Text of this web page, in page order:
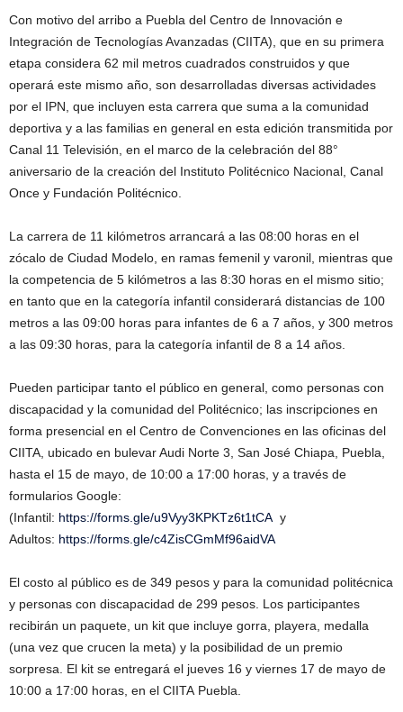
Con motivo del arribo a Puebla del Centro de Innovación e
Integración de Tecnologías Avanzadas (CIITA), que en su primera
etapa considera 62 mil metros cuadrados construidos y que
operará este mismo año, son desarrolladas diversas actividades
por el IPN, que incluyen esta carrera que suma a la comunidad
deportiva y a las familias en general en esta edición transmitida por
Canal 11 Televisión, en el marco de la celebración del 88°
aniversario de la creación del Instituto Politécnico Nacional, Canal
Once y Fundación Politécnico.
La carrera de 11 kilómetros arrancará a las 08:00 horas en el
zócalo de Ciudad Modelo, en ramas femenil y varonil, mientras que
la competencia de 5 kilómetros a las 8:30 horas en el mismo sitio;
en tanto que en la categoría infantil considerará distancias de 100
metros a las 09:00 horas para infantes de 6 a 7 años, y 300 metros
a las 09:30 horas, para la categoría infantil de 8 a 14 años.
Pueden participar tanto el público en general, como personas con
discapacidad y la comunidad del Politécnico; las inscripciones en
forma presencial en el Centro de Convenciones en las oficinas del
CIITA, ubicado en bulevar Audi Norte 3, San José Chiapa, Puebla,
hasta el 15 de mayo, de 10:00 a 17:00 horas, y a través de
formularios Google:
(Infantil: https://forms.gle/u9Vyy3KPKTz6t1tCAy
Adultos: https://forms.gle/c4ZisCGmMf96aidVA
El costo al público es de 349 pesos y para la comunidad politécnica
y personas con discapacidad de 299 pesos. Los participantes
recibirán un paquete, un kit que incluye gorra, playera, medalla
(una vez que crucen la meta) y la posibilidad de un premio
sorpresa. El kit se entregará el jueves 16 y viernes 17 de mayo de
10:00 a 17:00 horas, en el CIITA Puebla.